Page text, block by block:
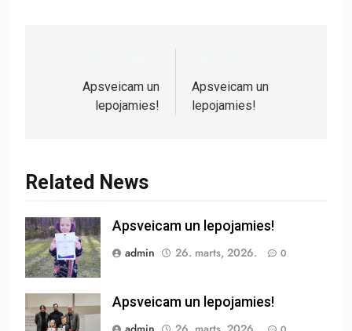
Apsveicam un
lepojamies!
Apsveicam un
lepojamies!
Related News
Apsveicam un lepojamies!
admin
26. marts, 2026. 0
Apsveicam un lepojamies!